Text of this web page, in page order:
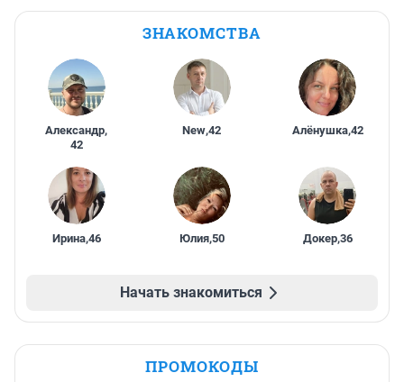
ЗНАКОМСТВА
Александр,
42
New,42 Алёнушка,42
Ирина,46 Юлия,50 Докер,36
Начать знакомиться
ПРОМОКОДЫ